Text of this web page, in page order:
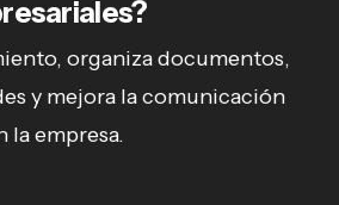
organiza documentos,
y mejora la comunicación
la empresa.